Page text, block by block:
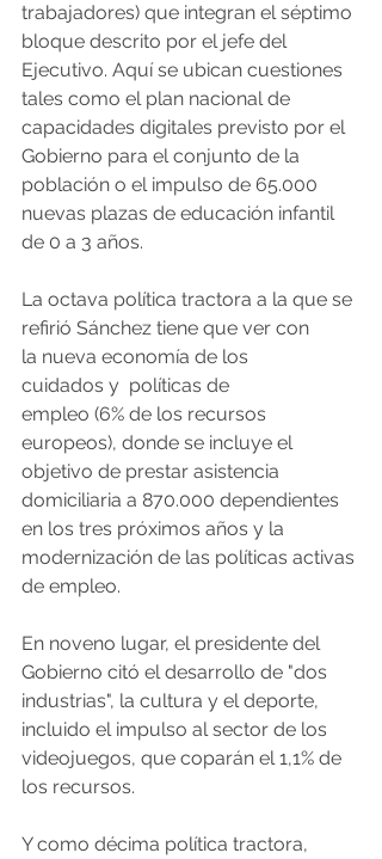
trabajadores) que integran el séptimo
bloque descrito por el jefe del
Ejecutivo. Aquí se ubican cuestiones
tales como el plan nacional de
capacidades digitales previsto por el
Gobierno para el conjunto de la
población o el impulso de 65.000
nuevas plazas de educación infantil
de 0 a 3 años.
La octava política tractora a la que se
refirió Sánchez tiene que ver con
la nueva economía de los
cuidados y  políticas de
empleo (6% de los recursos
europeos), donde se incluye el
objetivo de prestar asistencia
domiciliaria a 870.000 dependientes
en los tres próximos años y la
modernización de las políticas activas
de empleo.
En noveno lugar, el presidente del
Gobierno citó el desarrollo de "dos
industrias", la cultura y el deporte,
incluido el impulso al sector de los
videojuegos, que coparán el 1,1% de
los recursos.
Y como décima política tractora,